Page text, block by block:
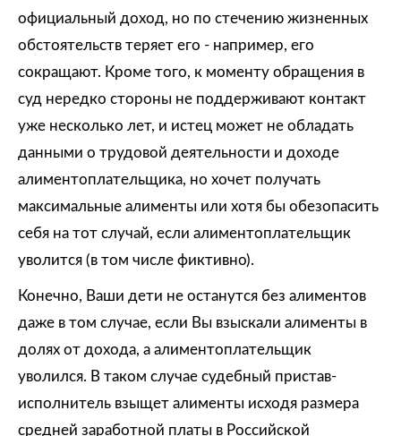
официальный доход, но по стечению жизненных
обстоятельств теряет его - например, его
сокращают. Кроме того, к моменту обращения в
суд нередко стороны не поддерживают контакт
уже несколько лет, и истец может не обладать
данными о трудовой деятельности и доходе
алиментоплательщика, но хочет получать
максимальные алименты или хотя бы обезопасить
себя на тот случай, если алиментоплательщик
уволится (в том числе фиктивно).
Конечно, Ваши дети не останутся без алиментов
даже в том случае, если Вы взыскали алименты в
долях от дохода, а алиментоплательщик
уволился. В таком случае судебный пристав-
исполнитель взыщет алименты исходя размера
средней заработной платы в Российской